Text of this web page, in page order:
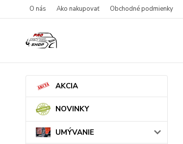
O nás Ako nakupovať Obchodné podmienky
AKCIA
NOVINKY
UMÝVANIE